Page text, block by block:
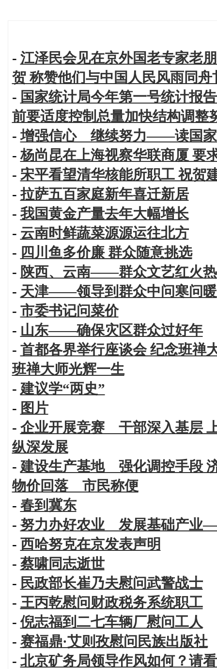
- 江泽民会见在京外国老专家老
贺 称赞他们与中国人民风雨同舟
- 国家统计局今年第一号统计报
前要适度控制总量加快结构调整
-增强信心 继续努力——读国家
-杨尚昆在上海视察华联商厦 要
- 宋平看望清华核能所职工 祝贺
-拉萨五百家庭新年喜迁新居
- 我国黄金产量去年大幅增长
- 云南时鲜蔬菜源源运往北方
- 四川鱼多价廉 群众随意挑选
- 陕西、云南——群众文艺红火
- 天津——领导到群众中问寒问暖
- 市委书记问菜价
- 山东——确保灾区群众过好年
- 首都各界举行座谈会 纪念班禅
班禅大师光辉一生
- 建议学“两史”
- 图片
- 企业开展竞赛 干部深入基层
纵深发展
- 建设生产基地 强化调控手段
物价回落 市民称便
- 春到冀东
-努力办好农业 发展基础产业
- 西哈努克在京发表声明
- 蔡啸同志逝世
- 民政部长崔乃夫慰问武警战士
- 王丙乾慰问财政税务系统职工
-倪志福到二七车辆厂慰问工人
- 赛福鼎·艾则孜慰问民族出版社
- 北京矿务局领导作风如何？请